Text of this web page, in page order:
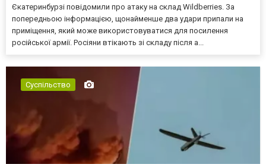
Єкатеринбурзі повідомили про атаку на склад Wildberries. За
попередньою інформацією, щонайменше два удари припали на
приміщення, який може використовуватися для посилення
російської армії. Росіяни втікають зі складу після а...
Суспільство